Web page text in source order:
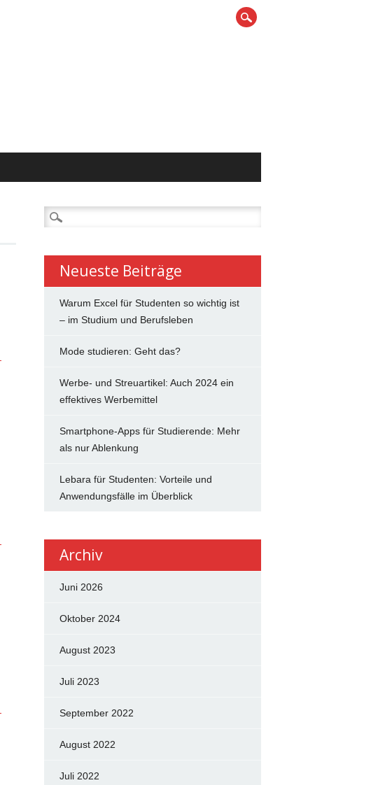
Suchen
nach:
Neueste Beiträge
Warum Excel für Studenten so wichtig ist
– im Studium und Berufsleben
Mode studieren: Geht das?
Werbe- und Streuartikel: Auch 2024 ein
effektives Werbemittel
Smartphone-Apps für Studierende: Mehr
als nur Ablenkung
Lebara für Studenten: Vorteile und
Anwendungsfälle im Überblick
Archiv
Juni 2026
Oktober 2024
August 2023
Juli 2023
September 2022
August 2022
Juli 2022